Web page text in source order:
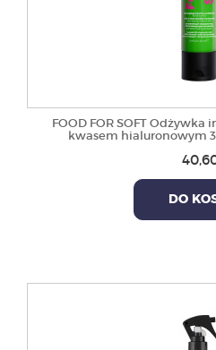
FOOD FOR SOFT
kwasem hialuronowym
DO